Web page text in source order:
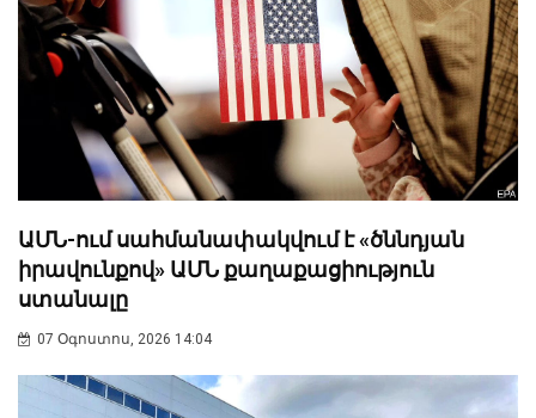
ԱՄՆ-ում սահմանափակվում է «ծննդյան
իրավունքով» ԱՄՆ քաղաքացիություն
ստանալը
07 Օգոստոս, 2026 14:04